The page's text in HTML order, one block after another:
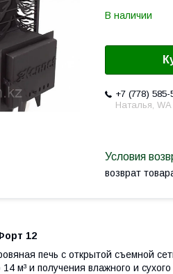
В наличии
+7 (778) 585-
Наталья, WA
возврат
12
печь с открытой съемной
м³ и получения влажного и